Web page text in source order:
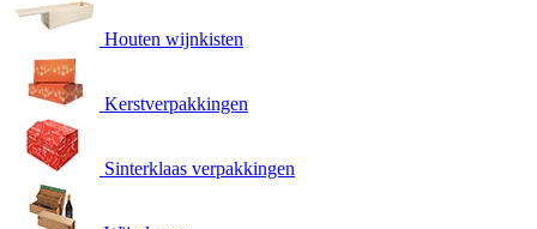
Houten wijnkisten
Kerstverpakkingen
Sinterklaas verpakkingen